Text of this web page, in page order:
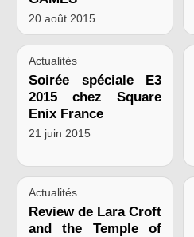
20 août 2015
Actualités
Soirée spéciale E3
2015 chez Square
Enix France
21 juin 2015
Actualités
Review de Lara Croft
and the Temple of